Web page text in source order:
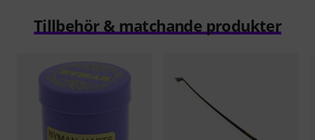
Tillbehör & matchande produkter